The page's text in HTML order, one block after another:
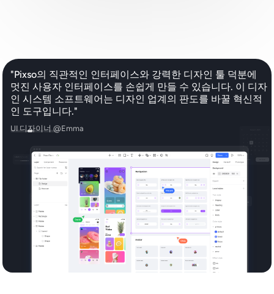
"Pixso의 직관적인 인터페이스와 강력한 디자인 툴 덕분에
멋진 사용자 인터페이스를 손쉽게 만들 수 있습니다. 이 디자
인 시스템 소프트웨어는 디자인 업계의 판도를 바꿀 혁신적
인 도구입니다."
UI 디자이너 @Emma